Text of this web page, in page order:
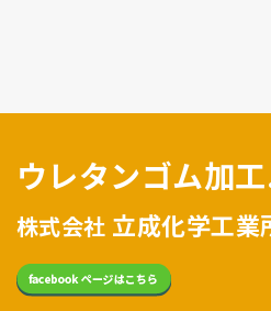
ウレタンゴム加
株式会社 立成化学工業